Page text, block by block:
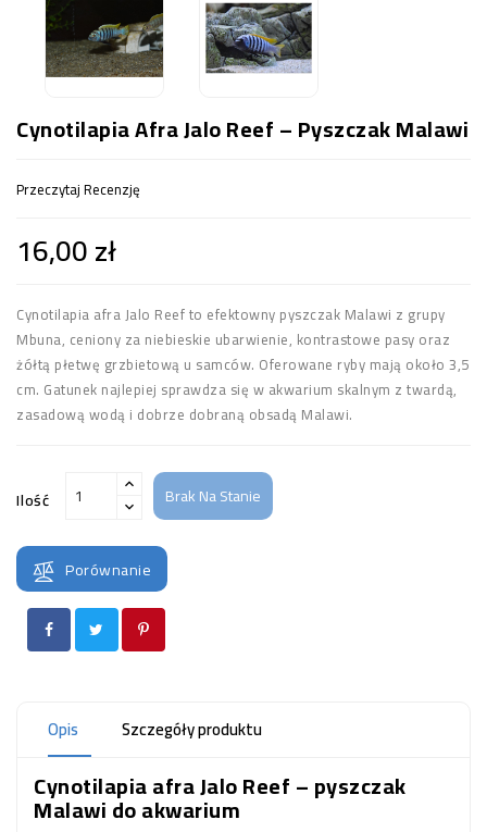
Cynotilapia Afra Jalo Reef – Pyszczak Malawi
Przeczytaj Recenzję
16,00 zł
Cynotilapia afra Jalo Reef to efektowny pyszczak Malawi z grupy
Mbuna, ceniony za niebieskie ubarwienie, kontrastowe pasy oraz
żółtą płetwę grzbietową u samców. Oferowane ryby mają około 3,5
cm. Gatunek najlepiej sprawdza się w akwarium skalnym z twardą,
zasadową wodą i dobrze dobraną obsadą Malawi.
Ilość Brak Na Stanie
Porównanie
Opis Szczegóły produktu
Cynotilapia afra Jalo Reef – pyszczak
Malawi do akwarium